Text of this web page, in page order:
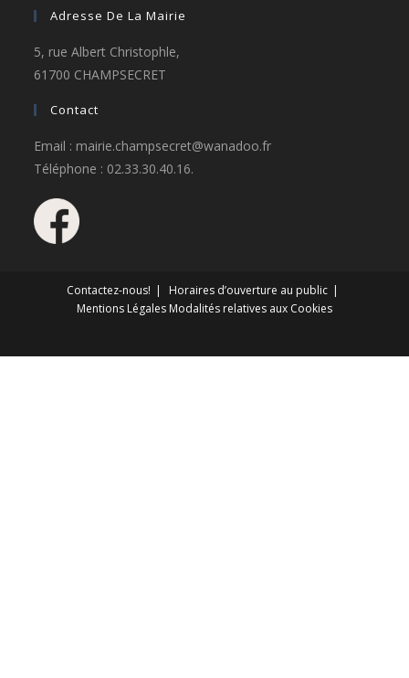
Adresse De La Mairie
5, rue Albert Christophle,
61700 CHAMPSECRET
Contact
Email : mairie.champsecret@wanadoo.fr
Téléphone : 02.33.30.40.16.
Contactez-nous!
Horaires d’ouverture au public
Mentions Légales Modalités relatives aux Cookies